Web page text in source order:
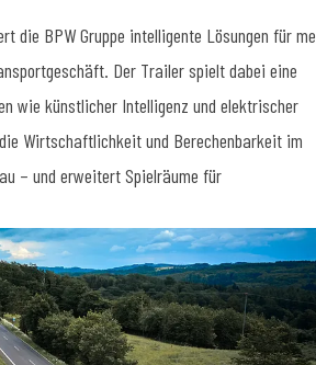
die BPW Gruppe intelligente Lösungen für
Der Trailer spielt dabei eine
wie künstlicher Intelligenz und elektrischer
Wirtschaftlichkeit und Berechenbarkeit im
– und erweitert Spielräume für